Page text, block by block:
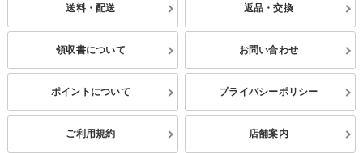
送料・配送 返品・交換
領収書について お問い合わせ
ポイントについて プライバシーポリシー
ご利用規約 店舗案内